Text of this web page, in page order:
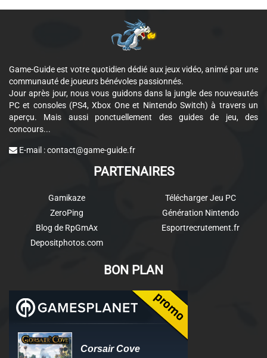
Game-Guide est votre quotidien dédié aux jeux vidéo, animé par une
communauté de joueurs bénévoles passionnés.
Jour après jour, nous vous guidons dans la jungle des nouveautés
PC et consoles (PS4, Xbox One et Nintendo Switch) à travers un
aperçu. Mais aussi ponctuellement des guides de jeu, des
concours...
E-mail :contact@game-guide.fr
PARTENAIRES
Gamikaze
ZeroPing
Blog de RpGmAx
Depositphotos.com
Télécharger Jeu PC
Génération Nintendo
Esportrecrutement.fr
BON PLAN